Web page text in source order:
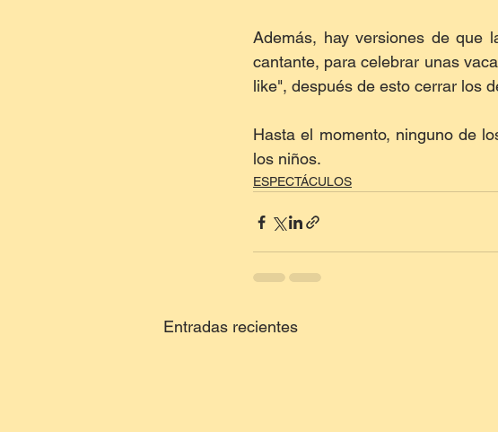
Además, hay versiones de que
cantante, para celebrar unas
like", después de esto cerrar los
Hasta el momento, ninguno de
los niños.
ESPECTÁCULOS
Entradas recientes